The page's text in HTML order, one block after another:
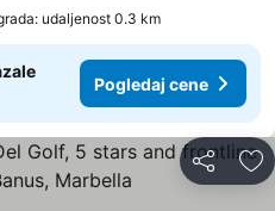
udaljenost 0.3 km
Pogledaj cene
Deli